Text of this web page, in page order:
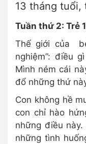
13 tháng tuổi,
Tuần thứ 2: Trẻ
Thế giới của
nghiệm”: điều
Mình ném cái
đổ những thứ
Con không hề
con chỉ hào
những điều
những tình